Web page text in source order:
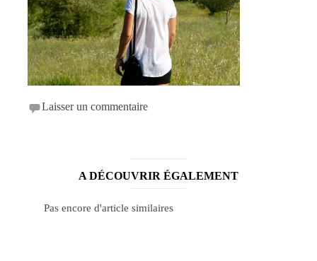
Laisser un commentaire
A DÉCOUVRIR ÉGALEMENT
Pas encore d'article similaires